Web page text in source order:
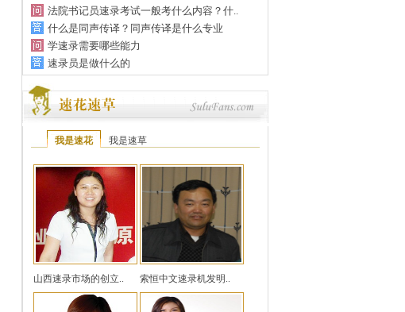
法院书记员速录考试一般考什么内容？什..
什么是同声传译？同声传译是什么专业
学速录需要哪些能力
速录员是做什么的
我是速花 我是速草
山西速录市场的创立.. 索恒中文速录机发明..